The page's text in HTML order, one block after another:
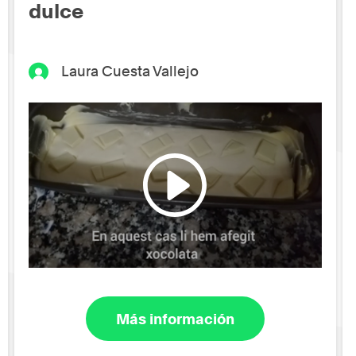
dulce
Laura Cuesta Vallejo
Más información